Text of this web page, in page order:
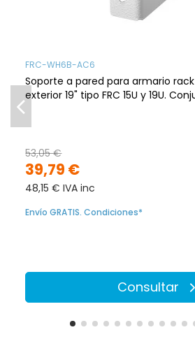
FRC-WH6B-AC6
Soporte a pared para armario
exterior 19" tipo FRC 15U y 19U.
39,79 €
53,05 €
48,15 € IVA inc
Envío GRATIS. Condiciones*
Consultar